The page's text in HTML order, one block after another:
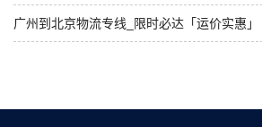
广州到北京物流专线_限时必达「运价实惠」